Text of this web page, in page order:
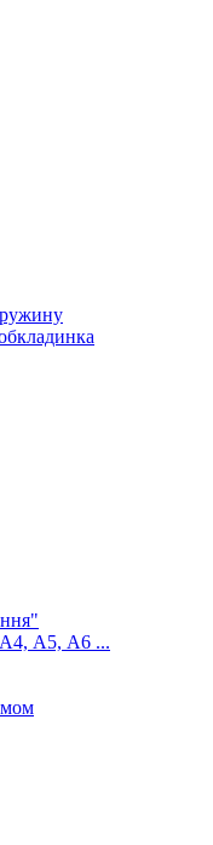
А4, А5, А6 ...